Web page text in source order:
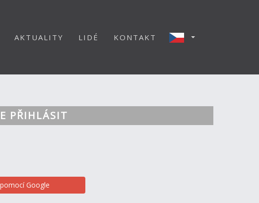
AKTUALITY LIDÉ KONTAKT
PŘIHLÁSIT
Google